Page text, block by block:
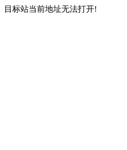
目标站当前地址无法打开!